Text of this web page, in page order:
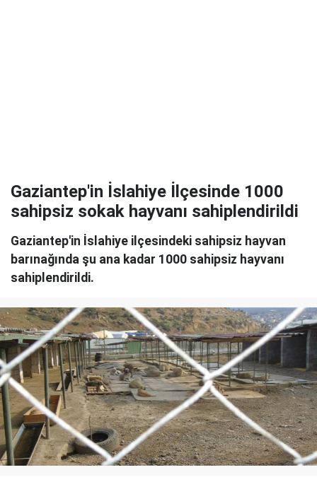
Gaziantep'in İslahiye İlçesinde 1000
sahipsiz sokak hayvanı sahiplendirildi
Gaziantep'in İslahiye ilçesindeki sahipsiz hayvan
barınağında şu ana kadar 1000 sahipsiz hayvanı
sahiplendirildi.